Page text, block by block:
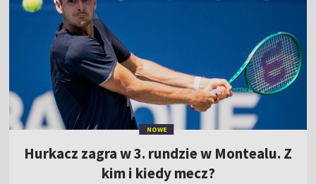
NOWE
Hurkacz zagra w 3. rundzie w Montealu. Z
kim i kiedy mecz?